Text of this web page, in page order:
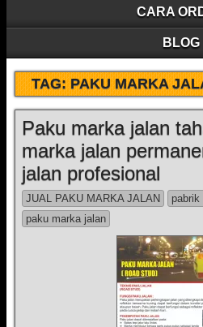
CARA
BLOG
TAG:PAKU MARKA
Paku marka jalan
marka jalan
jalan profesional
JUAL PAKU MARKA JALAN
paku marka jalan